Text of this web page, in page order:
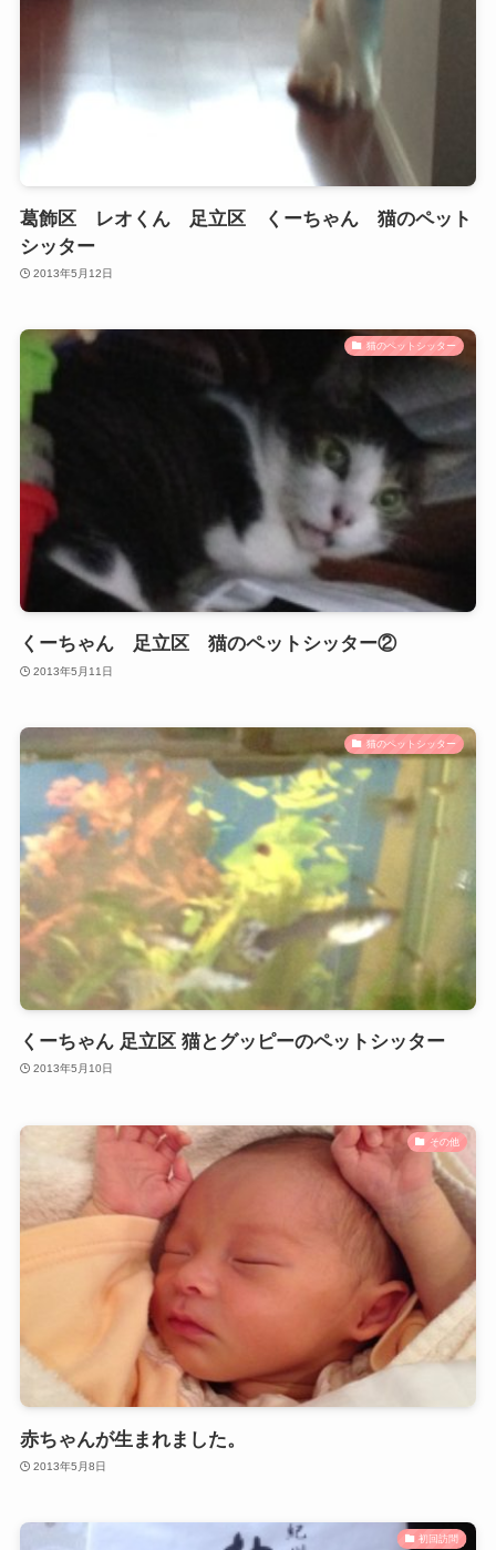
葛飾区 レオくん 足立区 くーちゃん 猫のペット
シッター
2013年5月12日
猫のペットシッター
くーちゃん 足立区 猫のペットシッター②
2013年5月11日
猫のペットシッター
くーちゃん 足立区 猫とグッピーのペットシッター
2013年5月10日
その他
赤ちゃんが生まれました。
2013年5月8日
初回訪問